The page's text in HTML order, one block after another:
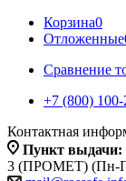
Корзина0
Отложенные
Сравнение
+7 (800) 100-
Контактная
Пункт выдачи:
3 (ПРОМЕТ) (Пн-